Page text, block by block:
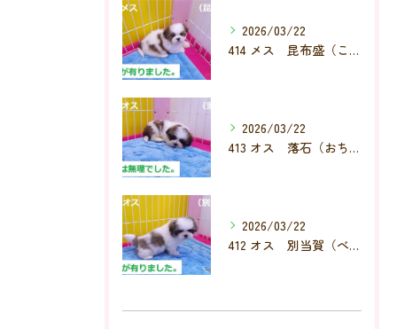
2026/03/22
414 メス 昆布盛（こんぶもり）
2026/03/22
413 オス 落石（おちいし）
2026/03/22
412 オス 別当賀（べっとが）